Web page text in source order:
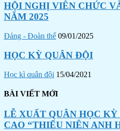
HỘI NGHỊ VIÊN CHỨC
NĂM 2025
Đảng - Đoàn thể 09/01/2025
HỌC KỲ QUÂN ĐỘI
Học kì quân đội 15/04/2021
BÀI VIẾT MỚI
LỄ XUẤT QUÂN HỌC
CAO “THIẾU NIÊN ANH